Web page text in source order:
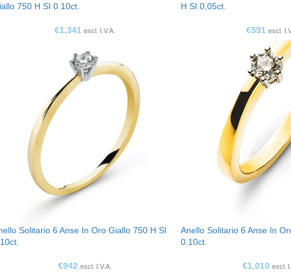
750 H SI 0.10ct.
€1,341 escl. I.V.A.
H SI 0,05ct.
€591 escl.
Solitario 6 Anse In Oro Giallo 750 H SI
€942 escl. I.V.A.
Anello Solitario 6 Anse In
0.10ct.
€1,010 escl.